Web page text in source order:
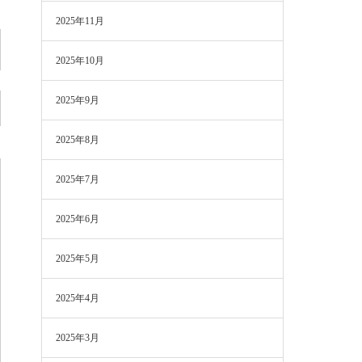
2025年11月
2025年10月
2025年9月
2025年8月
2025年7月
2025年6月
2025年5月
2025年4月
2025年3月